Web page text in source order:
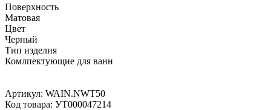
Поверхность
Матовая
Цвет
Черный
Тип изделия
Комлпектующие для ванн
Артикул: WAIN.NWT50
Код товара: УТ000047214